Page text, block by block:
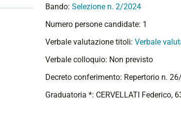
Bando: Selezione n. 2/2024
Numero persone candidate: 1
Verbale valutazione titoli: Verbale
Verbale colloquio: Non previsto
Decreto conferimento: Repertorio n.
Graduatoria *: CERVELLATI Federico,